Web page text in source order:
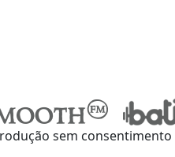
sem